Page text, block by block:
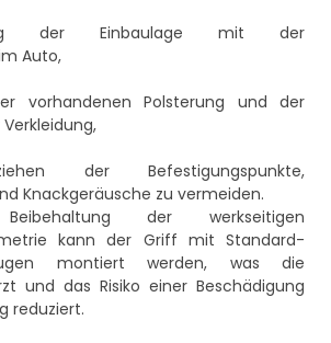
der Einbaulage mit der
Auto,
vorhandenen Polsterung und der
der Befestigungspunkte,
Knackgeräusche zu vermeiden.
der werkseitigen
kann der Griff mit Standard-
montiert werden, was die
und das Risiko einer Beschädigung
reduziert.